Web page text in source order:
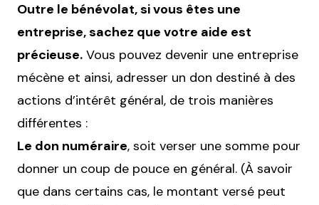
Outre le bénévolat, si vous êtes une
entreprise, sachez que votre aide est
précieuse. Vous pouvez devenir une entreprise
mécène et ainsi, adresser un don destiné à des
actions d’intérêt général, de trois manières
différentes :
Le don numéraire, soit verser une somme pour
donner un coup de pouce en général. (À savoir
que dans certains cas, le montant versé peut